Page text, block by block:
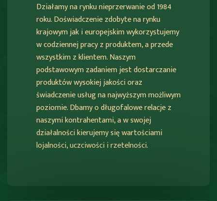
Działamy na rynku nieprzerwanie od 1984
roku. Doświadczenie zdobyte na rynku
krajowym jak i europejskim wykorzystujemy
w codziennej pracy z produktem, a przede
wszystkim z klientem. Naszym
podstawowym zadaniem jest dostarczanie
produktów wysokiej jakości oraz
świadczenie usług na najwyższym możliwym
poziomie. Dbamy o długofalowe relacje z
naszymi kontrahentami, a w swojej
działalności kierujemy się wartościami
lojalności, uczciwości i rzetelności.